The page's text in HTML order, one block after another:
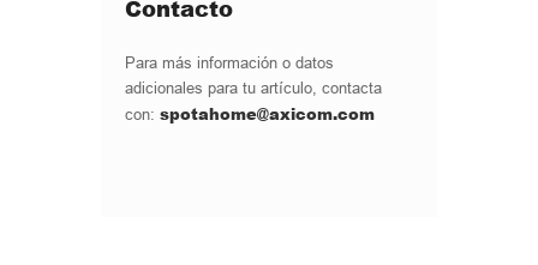
Contacto
Para más información o datos
adicionales para tu artículo, contacta
con: spotahome@axicom.com